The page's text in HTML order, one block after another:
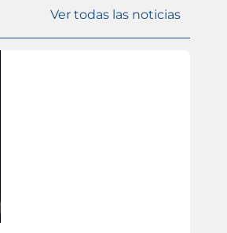
Ver todas las noticias